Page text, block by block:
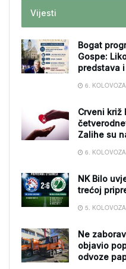
Vijesti
Bogat
Gospe:
predstava
6.
Crveni križ
Zalihe su
6.
NK Bilo
trećoj
5.
Ne
objavio
odvoze